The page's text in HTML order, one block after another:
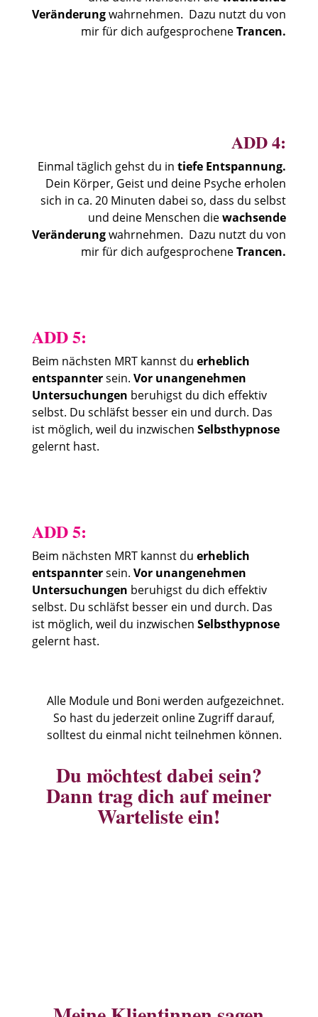
Veränderungwahrnehmen. Dazu nutzt du von
mir für dich aufgesprocheneTrancen.
ADD 4:
Einmal täglich gehst du intiefe Entspannung.
Dein Körper, Geist und deine Psyche erholen
sich in ca. 20 Minuten dabei so, dass du selbst
und deine Menschen diewachsende
Veränderungwahrnehmen. Dazu nutzt du von
mir für dich aufgesprocheneTrancen.
ADD 5:
Beim nächsten MRT kannst du erheblich
entspanntersein. Vor unangenehmen
Untersuchungen beruhigst du dich effektiv
selbst. Du schläfst besser ein und durch. Das
ist möglich, weil du inzwischen Selbsthypnose
gelernt hast.
ADD 5:
Beim nächsten MRT kannst du erheblich
entspanntersein. Vor unangenehmen
Untersuchungen beruhigst du dich effektiv
selbst. Du schläfst besser ein und durch. Das
ist möglich, weil du inzwischen Selbsthypnose
gelernt hast.
Alle Module und Boni werden aufgezeichnet.
So hast du jederzeit online Zugriff darauf,
solltest du einmal nicht teilnehmen können.
Du möchtest dabei sein?
Dann trag dich auf meiner
Warteliste ein!